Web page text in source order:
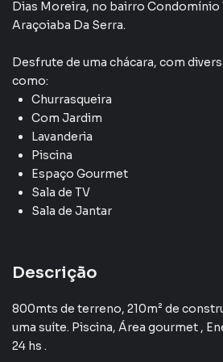
Dias Moreira, no bairro Condomínio
Araçoiaba Da Serra.
Desfrute de uma chácara, com
como:
Churrasqueira
Com Jardim
Lavanderia
Piscina
Espaço Gourmet
Sala de TV
Sala de Jantar
Descrição
800mts de terreno, 210m² de
uma suíte. Piscina, Área gourmet , Energia solar . Portaria
24 hs .